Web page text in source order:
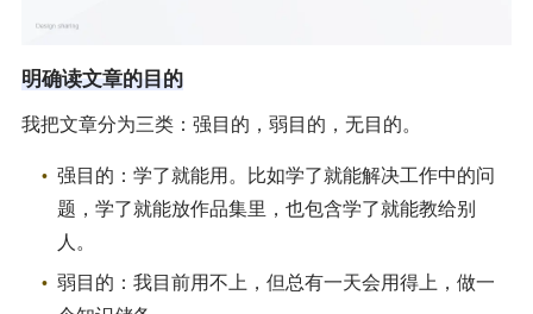
明确读文章的目的
我把文章分为三类：强目的，弱目的，无目的。
强目的：学了就能用。比如学了就能解决工作中的问
题，学了就能放作品集里，也包含学了就能教给别
人。
弱目的：我目前用不上，但总有一天会用得上，做一